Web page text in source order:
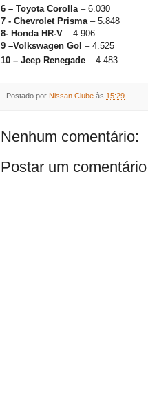
6 – Toyota Corolla – 6.030
7 - Chevrolet Prisma – 5.848
8- Honda HR-V – 4.906
9 –Volkswagen Gol – 4.525
10 – Jeep Renegade – 4.483
Postado por Nissan Clube às 15:29
Nenhum comentário:
Postar um comentário